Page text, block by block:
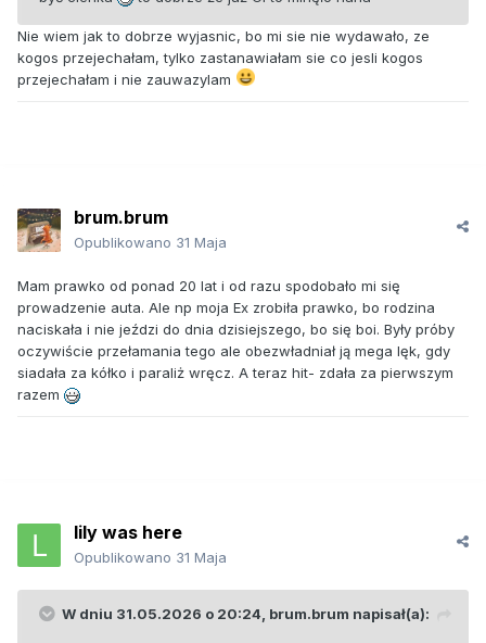
Nie wiem jak to dobrze wyjasnic, bo mi sie nie wydawało, ze
kogos przejechałam, tylko zastanawiałam sie co jesli kogos
przejechałam i nie zauwazylam
brum.brum
Opublikowano 31 Maja
Mam prawko od ponad 20 lat i od razu spodobało mi się
prowadzenie auta. Ale np moja Ex zrobiła prawko, bo rodzina
naciskała i nie jeździ do dnia dzisiejszego, bo się boi. Były próby
oczywiście przełamania tego ale obezwładniał ją mega lęk, gdy
siadała za kółko i paraliż wręcz. A teraz hit- zdała za pierwszym
razem
lily was here
Opublikowano 31 Maja
W dniu 31.05.2026 o 20:24, brum.brum napisał(a):